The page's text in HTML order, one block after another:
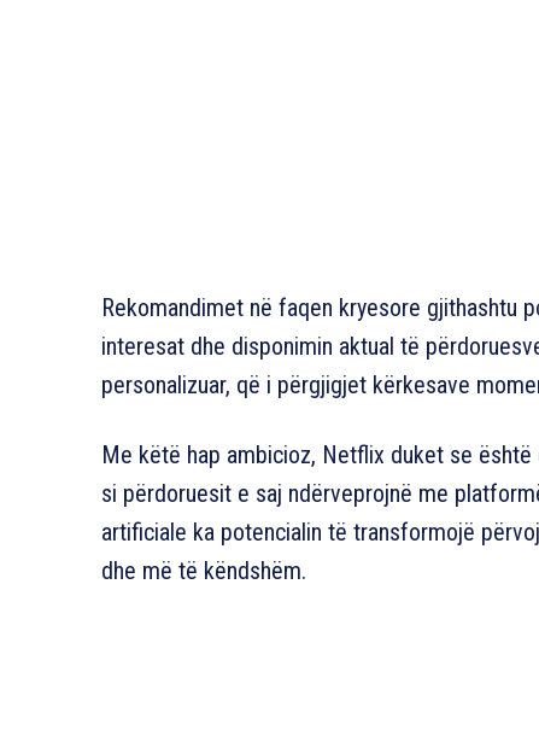
Rekomandimet në faqen kryesore gjithashtu
interesat dhe disponimin aktual të
personalizuar, që i përgjigjet kërkesave
Me këtë hap ambicioz, Netflix duket se
si përdoruesit e saj ndërveprojnë me
artificiale ka potencialin të transformojë
dhe më të këndshëm.